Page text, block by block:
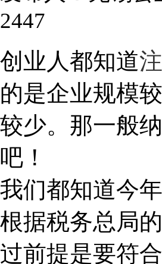
2447
创业人都知道
的是企业规模
较少。那一般
吧！
我们都知道今
根据税务总局
过前提是要符